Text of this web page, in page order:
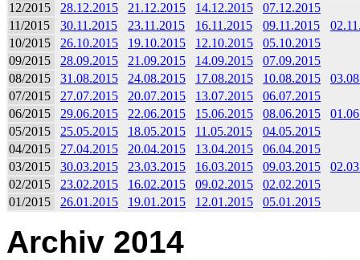
12/2015 28.12.2015 21.12.2015 14.12.2015
07.12.2015
11/2015
30.11.2015 23.11.2015 16.11.2015 09.11.2015
10/2015
26.10.2015 19.10.2015 12.10.2015
05.10.2015
09/2015
28.09.2015 21.09.2015 14.09.2015
07.09.2015
08/2015
31.08.2015 24.08.2015 17.08.2015 10.08.2015
07/2015
27.07.2015 20.07.2015 13.07.2015
06.07.2015
06/2015
29.06.2015 22.06.2015 15.06.2015 08.06.2015
05/2015
25.05.2015 18.05.2015 11.05.2015
04.05.2015
04/2015
27.04.2015 20.04.2015 13.04.2015
06.04.2015
03/2015
30.03.2015 23.03.2015 16.03.2015 09.03.2015
02/2015
23.02.2015 16.02.2015 09.02.2015
02.02.2015
01/2015
26.01.2015 19.01.2015 12.01.2015 05.01.2015
Archiv 2014